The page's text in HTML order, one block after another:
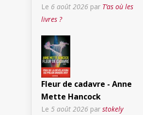
Le 6 août 2026 par T’as où les
livres ?
Fleur de cadavre - Anne
Mette Hancock
Le 5 août 2026 par stokely